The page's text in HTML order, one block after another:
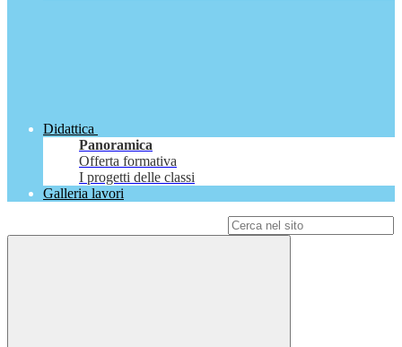
Didattica
Panoramica
Offerta formativa
I progetti delle classi
Galleria lavori